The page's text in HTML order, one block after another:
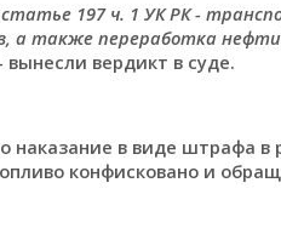
197 ч. 1 УК РК -
а также переработка
вынесли вердикт в суде.
наказание в виде штрафа в
конфисковано и